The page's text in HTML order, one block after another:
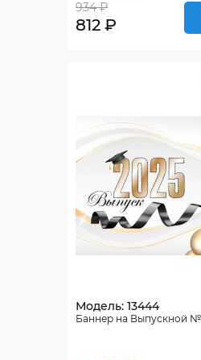
934 ₽
812 ₽
Модель: 13444
Баннер на Выпускной